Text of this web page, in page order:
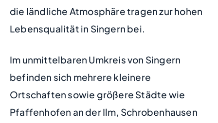
die ländliche Atmosphäre tragen zur hohen
Lebensqualität in Singern bei.
Im unmittelbaren Umkreis von Singern
befinden sich mehrere kleinere
Ortschaften sowie größere Städte wie
Pfaffenhofen an der Ilm, Schrobenhausen